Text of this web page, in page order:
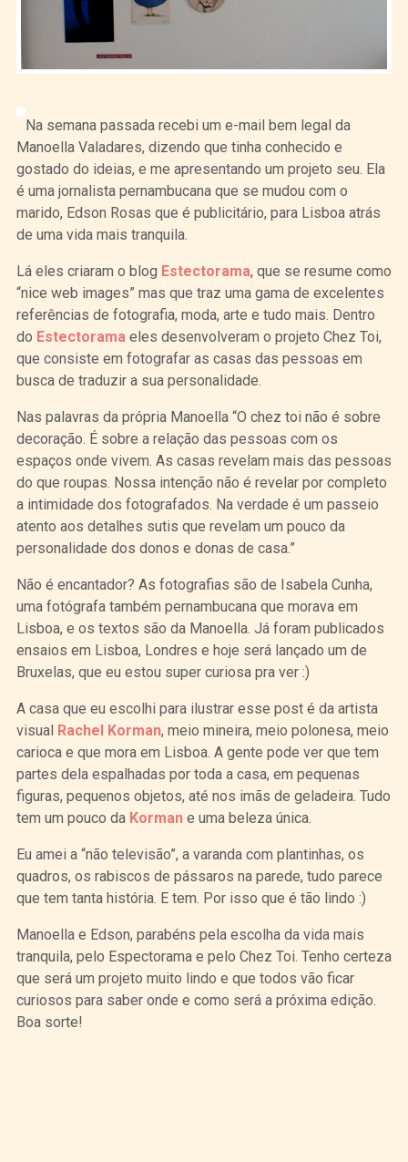
Na semana passada recebi um e-mail bem legal da
Manoella Valadares, dizendo que tinha conhecido e
gostado do ideias, e me apresentando um projeto seu. Ela
é uma jornalista pernambucana que se mudou com o
marido, Edson Rosas que é publicitário, para Lisboa atrás
de uma vida mais tranquila.
Lá eles criaram o blog Estectorama, que se resume como
“nice web images” mas que traz uma gama de excelentes
referências de fotografia, moda, arte e tudo mais. Dentro
do Estectorama eles desenvolveram o projeto Chez Toi,
que consiste em fotografar as casas das pessoas em
busca de traduzir a sua personalidade.
Nas palavras da própria Manoella “O chez toi não é sobre
decoração. É sobre a relação das pessoas com os
espaços onde vivem. As casas revelam mais das pessoas
do que roupas. Nossa intenção não é revelar por completo
a intimidade dos fotografados. Na verdade é um passeio
atento aos detalhes sutis que revelam um pouco da
personalidade dos donos e donas de casa.”
Não é encantador? As fotografias são de Isabela Cunha,
uma fotógrafa também pernambucana que morava em
Lisboa, e os textos são da Manoella. Já foram publicados
ensaios em Lisboa, Londres e hoje será lançado um de
Bruxelas, que eu estou super curiosa pra ver :)
A casa que eu escolhi para ilustrar esse post é da artista
visual Rachel Korman, meio mineira, meio polonesa, meio
carioca e que mora em Lisboa. A gente pode ver que tem
partes dela espalhadas por toda a casa, em pequenas
figuras, pequenos objetos, até nos imãs de geladeira. Tudo
tem um pouco da Kormane uma beleza única.
Eu amei a “não televisão”, a varanda com plantinhas, os
quadros, os rabiscos de pássaros na parede, tudo parece
que tem tanta história. E tem. Por isso que é tão lindo :)
Manoella e Edson, parabéns pela escolha da vida mais
tranquila, pelo Espectorama e pelo Chez Toi. Tenho certeza
que será um projeto muito lindo e que todos vão ficar
curiosos para saber onde e como será a próxima edição.
Boa sorte!